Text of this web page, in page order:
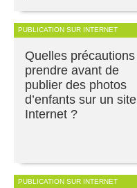
PUBLICATION SUR INTERNET
Quelles précautions
prendre avant de
publier des photos
d’enfants sur un site
Internet ?
PUBLICATION SUR INTERNET